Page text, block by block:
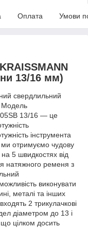
Оплата Умови
13/16 мм)
свердлильний
Модель
13/16 — це
інструмента
ми отримуємо чудову
5 швидкостях від
натяжного ременя з
виконувати
металі та інших
2 трикулачкові
діаметром до 13 і
цілком досить